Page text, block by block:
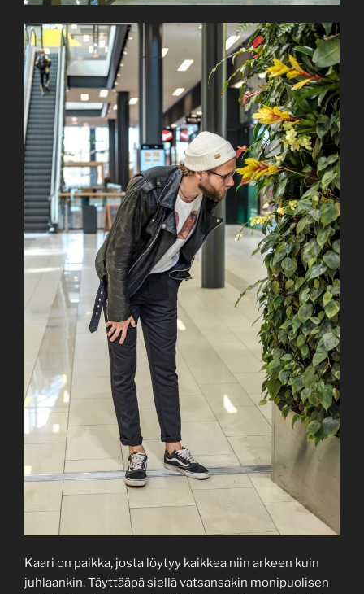
Kaari on paikka, josta löytyy kaikkea niin arkeen kuin
juhlaankin. Täyttääpä siellä vatsansakin monipuolisen